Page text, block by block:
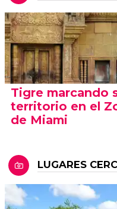
Tigre marcando
territorio en el
de Miami
LUGARES